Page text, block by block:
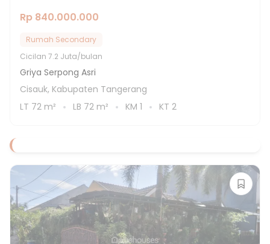
Rp 840.000.000
Rumah Secondary
Cicilan 7.2 Juta/bulan
Griya Serpong Asri
Cisauk, Kabupaten Tangerang
LT 72 m² LB 72 m² KM 1 KT 2